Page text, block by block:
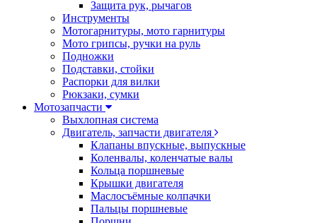
Защита рук, рычагов
Инструменты
Мотогарнитуры, мото гарнитуры
Мото грипсы, ручки на руль
Подножки
Подставки, стойки
Распорки для вилки
Рюкзаки, сумки
Мотозапчасти
Выхлопная система
Двигатель, запчасти двигателя
Клапаны впускные, выпускные
Коленвалы, коленчатые валы
Кольца поршневые
Крышки двигателя
Маслосъёмные колпачки
Пальцы поршневые